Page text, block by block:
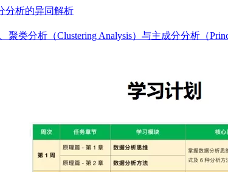
分析的异同解析
类分析（Clustering Analysis）与主成分分析（